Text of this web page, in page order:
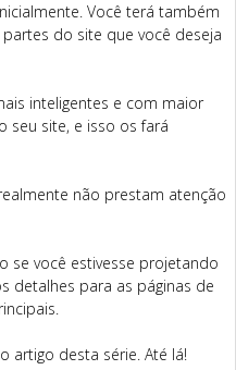
Você terá também
do site que você deseja
inteligentes e com maior
seu site, e isso os fará
não prestam atenção
se você estivesse projetando
detalhes para as páginas de
artigo desta série. Até lá!